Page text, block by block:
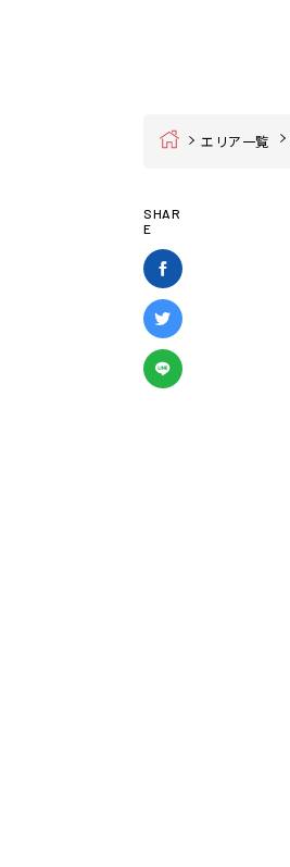
Home エリア一覧
SHAR
E